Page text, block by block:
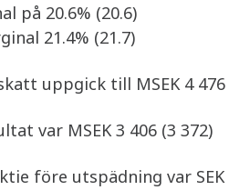
på 20.6% (20.6)
21.4% (21.7)
uppgick till MSEK 4 476
var MSEK 3 406 (3 372)
före utspädning var SEK